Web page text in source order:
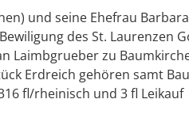
und seine Ehefrau
des St. Laurenzen
Laimbgrueber zu
Erdreich gehören samt
fl/rheinisch und 3 fl Leikauf